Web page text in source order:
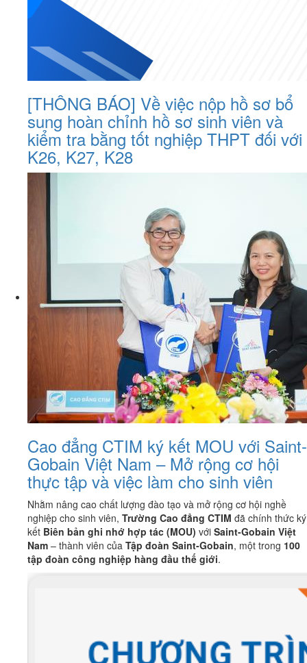
[THÔNG BÁO] Về việc nộp hồ sơ bổ
sung hoàn chỉnh hồ sơ sinh viên và
kiểm tra bằng tốt nghiệp THPT đối với
K26, K27, K28
Cao đẳng CTIM ký kết MOU với Saint-
Gobain Việt Nam – Mở rộng cơ hội
thực tập và việc làm cho sinh viên
Nhằm nâng cao chất lượng đào tạo và mở rộng cơ hội nghề
nghiệp cho sinh viên, Trường Cao đẳng CTIM đã chính thức ký
kết Biên bản ghi nhớ hợp tác (MOU) với Saint-Gobain Việt
Nam – thành viên của Tập đoàn Saint-Gobain, một trong 100
tập đoàn công nghiệp hàng đầu thế giới.